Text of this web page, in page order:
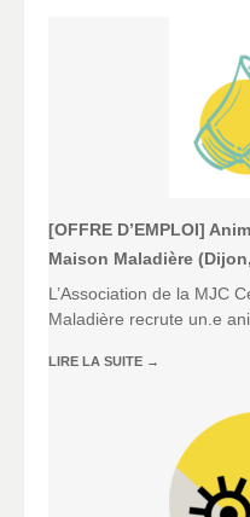
[OFFRE D’EMPLOI]
Maison Maladière
L’Association de la MJC
Maladière recrute un.e
LIRE LA SUITE →